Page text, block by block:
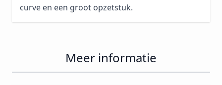
curve en een groot opzetstuk.
Meer informatie